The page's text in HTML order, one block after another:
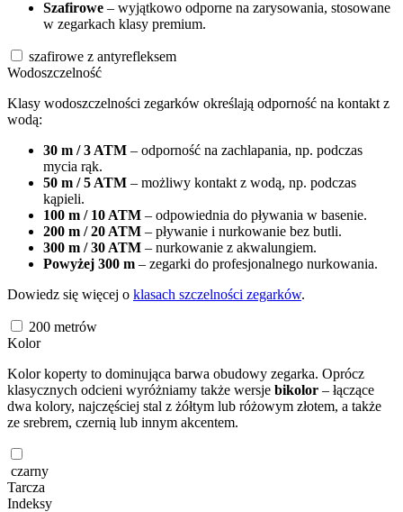
Szafirowe – wyjątkowo odporne na zarysowania, stosowane
w zegarkach klasy premium.
szafirowe z antyrefleksem
Wodoszczelność
Klasy wodoszczelności zegarków określają odporność na kontakt z
wodą:
30 m / 3 ATM – odporność na zachlapania, np. podczas
mycia rąk.
50 m / 5 ATM – możliwy kontakt z wodą, np. podczas
kąpieli.
100 m / 10 ATM – odpowiednia do pływania w basenie.
200 m / 20 ATM – pływanie i nurkowanie bez butli.
300 m / 30 ATM – nurkowanie z akwalungiem.
Powyżej 300 m – zegarki do profesjonalnego nurkowania.
Dowiedz się więcej o klasach szczelności zegarków.
200 metrów
Kolor
Kolor koperty to dominująca barwa obudowy zegarka. Oprócz
klasycznych odcieni wyróżniamy także wersje bikolor – łączące
dwa kolory, najczęściej stal z żółtym lub różowym złotem, a także
ze srebrem, czernią lub innym akcentem.
czarny
Tarcza
Indeksy